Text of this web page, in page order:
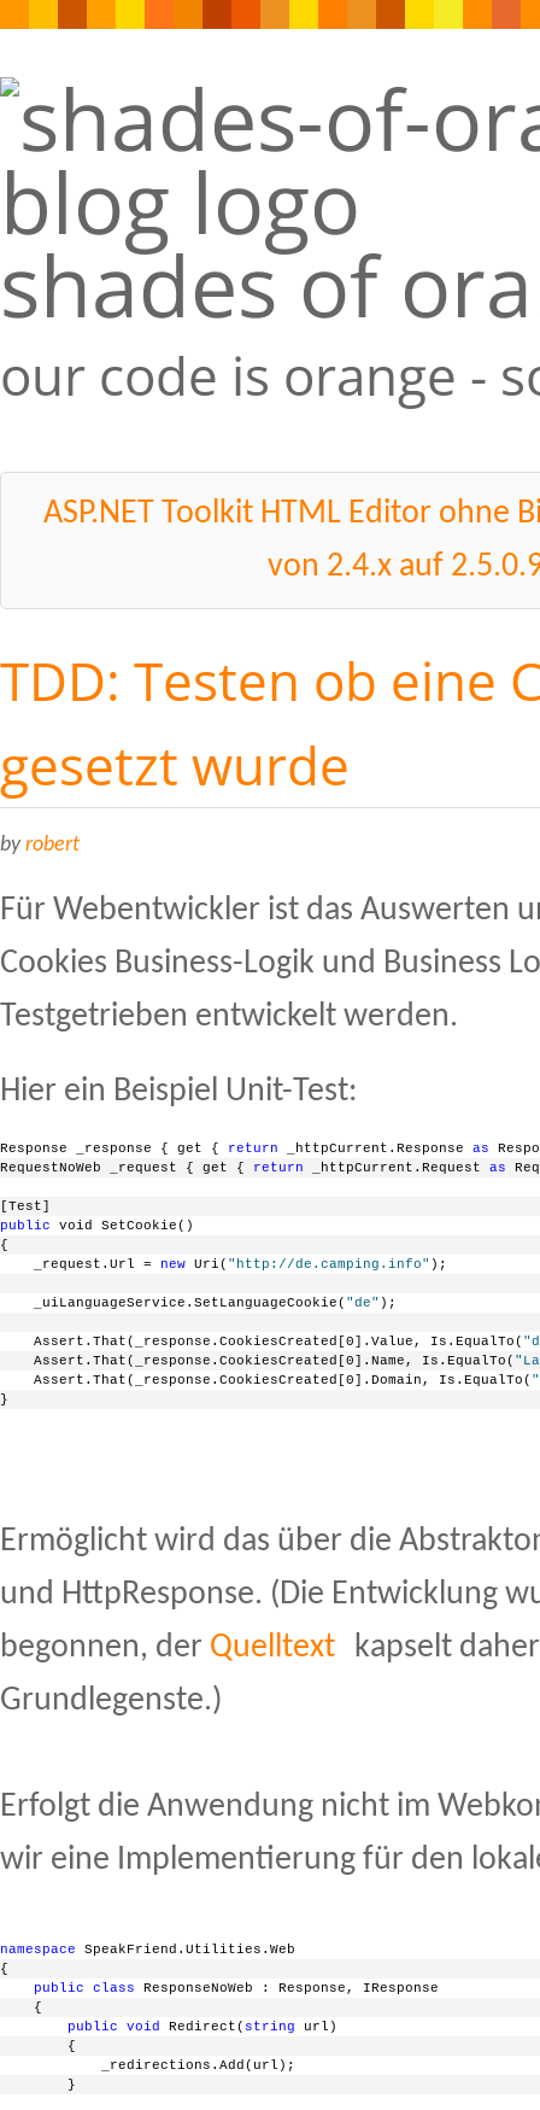
shades of
our code is orange -
ASP.NET Toolkit HTML Editor ohne
von 2.4.x auf
TDD: Testen ob eine
gesetzt wurde
byrobert
Für Webentwickler ist das Auswerten
Cookies Business-Logik und Business
Testgetrieben entwickelt werden.
Hier ein Beispiel Unit-Test:
Response _response { get { return _httpCurrent.Response as
RequestNoWeb _request { get { return _httpCurrent.Request as
[Test]
public void SetCookie()
{
    _request.Url =
new Uri( "http://de.camping.info" );
    _uiLanguageService.SetLanguageCookie(
"de" );
    Assert.That(_response.CookiesCreated[0].Value, Is.EqualTo(
    Assert.That(_response.CookiesCreated[0].Name, Is.EqualTo(
    Assert.That(_response.CookiesCreated[0].Domain, Is.EqualTo(
}
Ermöglicht wird das über die
und HttpResponse. (Die Entwicklung
begonnen, der Quelltext
kapselt
Grundlegenste.)
Erfolgt die Anwendung nicht im
wir eine Implementierung für den
namespace SpeakFriend.Utilities.Web
{
public
class ResponseNoWeb : Response, IResponse
    {
public
void Redirect( string url)
        {
            _redirections.Add(url);
        }